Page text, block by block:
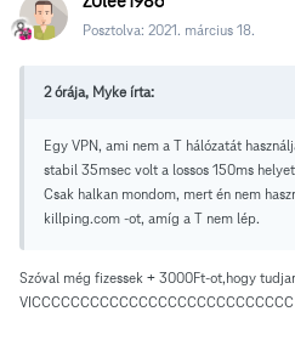
Posztolva: 2021. március 18.
2 órája, Myke írta:
Egy VPN, ami nem a T hálózatát
stabil 35msec volt a lossos 150ms
Csak halkan mondom, mert én nem
killping.com -ot, amíg a T nem lép.
Szóval még fizessek + 3000Ft-ot,hogy
VICCCCCCCCCCCCCCCCCCCCCCCCCCC